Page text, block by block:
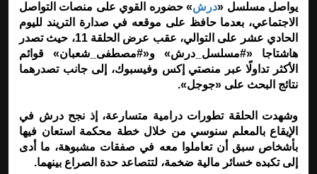
يواصل مسلسل «درش» حضوره القوي على منصات التواصل
الاجتماعي، بعدما حافظ على موقعه في صدارة التريند لليوم
الحادي عشر على التوالي، عقب عرض الحلقة 11، حيث تصدر
هاشتاجا «#مسلسل_درش» و«#مصطفى_شعبان» قوائم
الأكثر تداولًا عبر منصتي إكس وفيسبوك، إلى جانب تصدرهما
نتائج البحث على «جوجل».
وشهدت الحلقة تطورات درامية متسارعة، إذ نجح درش في
الإيقاع بالمعلم سنوسي من خلال خطة محكمة استعان فيها
بأشخاص سبق أن تعاملوا معه في صفقات مشبوهة، ما أدى
إلى تكبده خسائر مالية ضخمة، لتتصاعد حدة الصراع بينهما.